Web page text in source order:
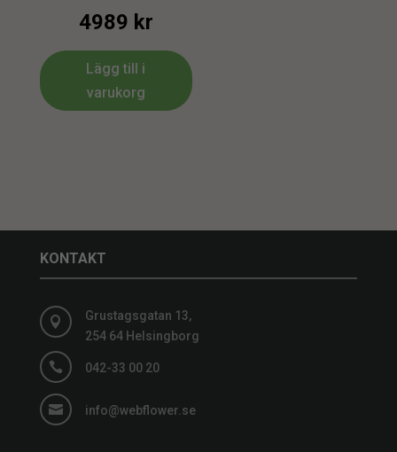
4989 kr
Lägg till i
varukorg
KONTAKT

Grustagsgatan 13,
254 64 Helsingborg
 042-33 00 20
 info@webflower.se